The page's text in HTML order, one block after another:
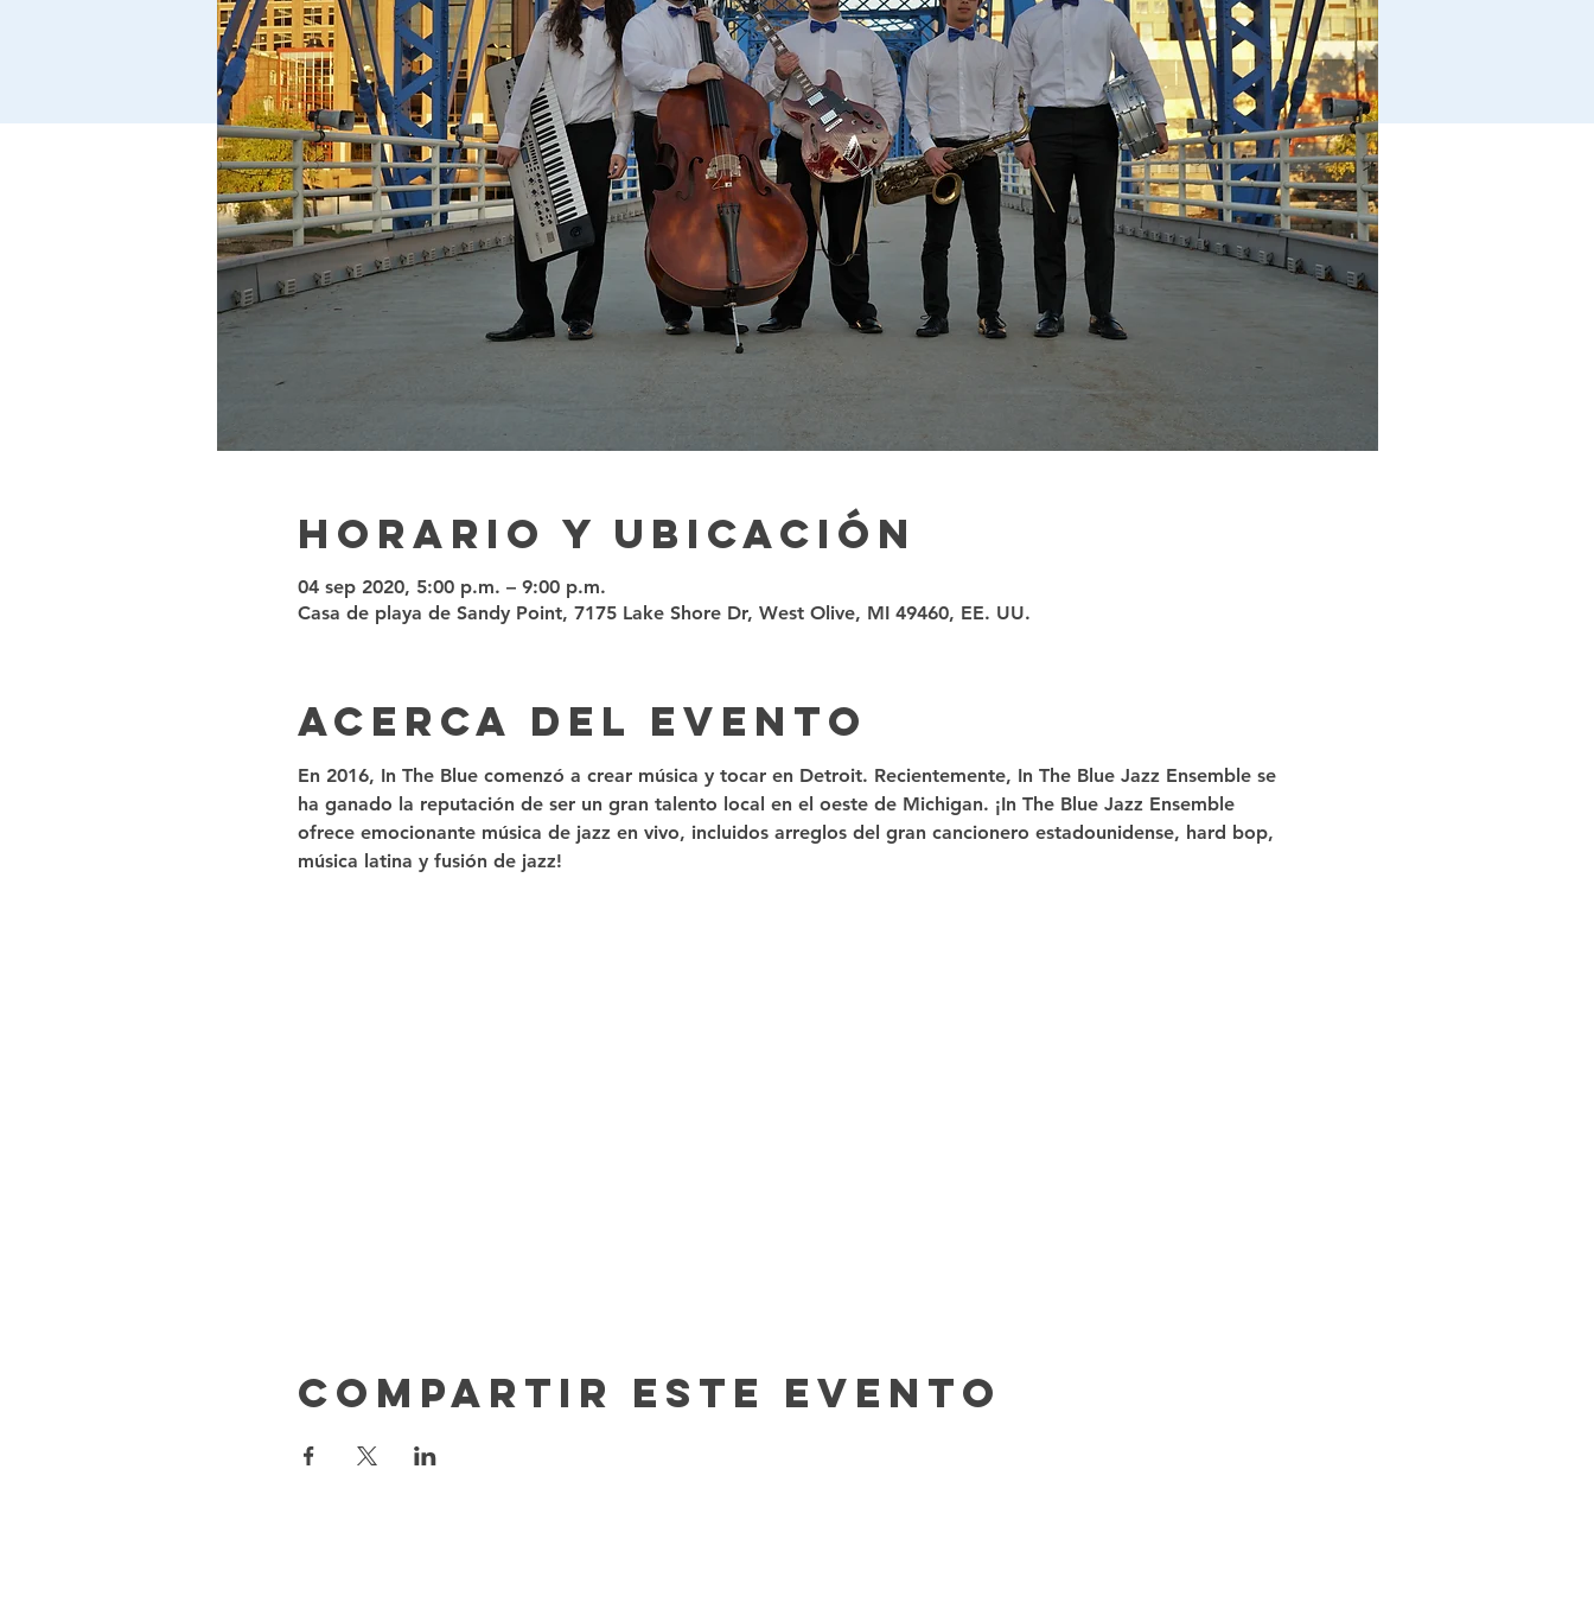
Horario y ubicación
04 sep 2020, 5:00 p.m. – 9:00 p.m.
Casa de playa de Sandy Point, 7175 Lake Shore Dr, West Olive, MI 49460, EE. UU.
Acerca del evento
En 2016, In The Blue comenzó a crear música y tocar en Detroit. Recientemente, In The Blue Jazz Ensemble se
ha ganado la reputación de ser un gran talento local en el oeste de Michigan. ¡In The Blue Jazz Ensemble
ofrece emocionante música de jazz en vivo, incluidos arreglos del gran cancionero estadounidense, hard bop,
música latina y fusión de jazz!
Compartir este evento